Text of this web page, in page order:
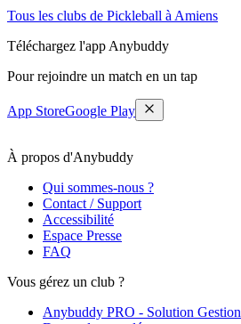
Tous les clubs de Pickleball à Amiens
Téléchargez l'app Anybuddy
Pour rejoindre un match en un tap
App StoreGoogle Play
À propos d'Anybuddy
Qui sommes-nous ?
Contact / Support
Accessibilité
Espace Presse
FAQ
Vous gérez un club ?
Anybuddy PRO - Solution Gestion